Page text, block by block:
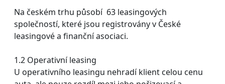
Na českém trhu působí 63 leasingových
společností, které jsou registrovány v České
leasingové a finanční asociaci.
1.2 Operativní leasing
U operativního leasingu nehradí klient celou cenu